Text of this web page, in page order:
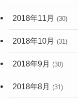
2018年11月 (30)
2018年10月 (31)
2018年9月 (30)
2018年8月 (31)